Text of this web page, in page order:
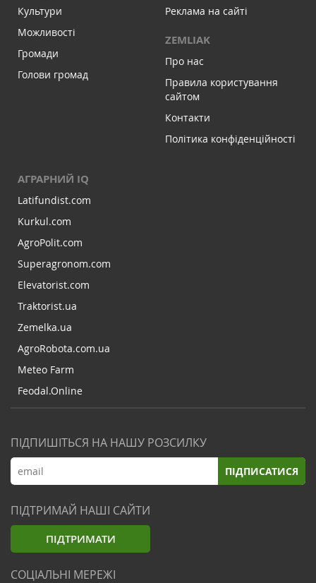
Культури
Можливості
Громади
Голови громад
Реклама на сайті
ZEMLIAK
Про нас
Правила користування
сайтом
Контакти
Політика конфіденційності
АГРАРНИЙ IQ
Latifundist.com
Kurkul.com
AgroPolit.com
Superagronom.com
Elevatorist.com
Traktorist.ua
Zemelka.ua
AgroRobota.com.ua
Meteo Farm
Feodal.Online
ПІДПИШІТЬСЯ НА НАШУ РОЗСИЛКУ
ПІДПИСАТИСЯ
ПІДТРИМАЙ НАШІ САЙТИ
ПІДТРИМАТИ
СОЦІАЛЬНІ МЕРЕЖІ